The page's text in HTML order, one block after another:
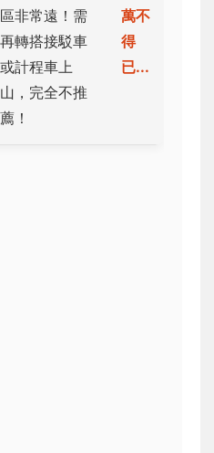
區非常遠！需
再轉搭接駁車
或計程車上
山，完全不推
薦！
萬不
得
已...